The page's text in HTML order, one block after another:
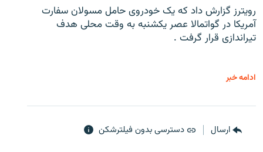
رویترز گزارش داد که یک خودروی حامل مسولان سفارت
آمریکا در گواتمالا عصر یکشنبه به وقت محلی هدف
تیراندازی قرار گرفت .
ادامه خبر
ارسال دسترسی بدون فیلترشکن